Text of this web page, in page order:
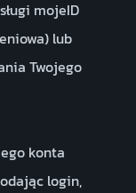
mojeID
lub
Twojego
konta
login,